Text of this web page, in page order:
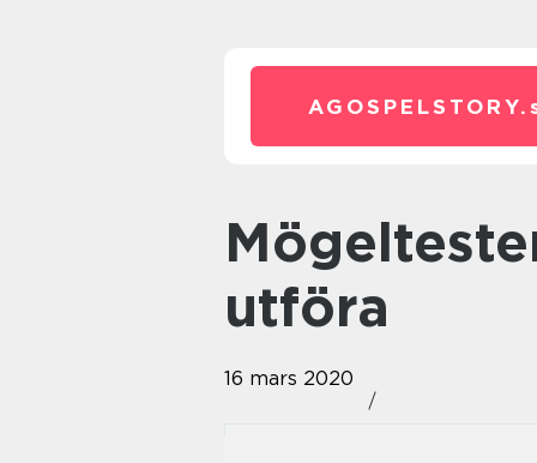
AGOSPELSTORY.
Mögeltester som är lätt att
utföra
16 mars 2020